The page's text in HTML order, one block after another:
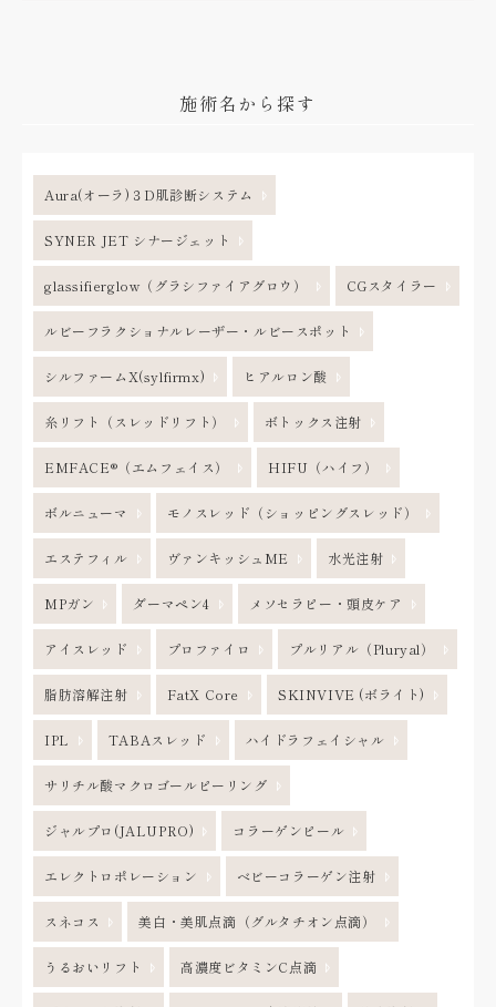
施術名から探す
Aura(オーラ)３D肌診断システム
SYNER JET シナージェット
glassifierglow（グラシファイアグロウ） CGスタイラー
ルビーフラクショナルレーザー・ルビースポット
シルファームX(sylfirmx) ヒアルロン酸
糸リフト（スレッドリフト） ボトックス注射
EMFACE®（エムフェイス） HIFU（ハイフ）
ボルニューマ モノスレッド（ショッピングスレッド）
エステフィル ヴァンキッシュME 水光注射
MPガン ダーマペン4 メソセラピー・頭皮ケア
アイスレッド プロファイロ プルリアル（Pluryal）
脂肪溶解注射 FatX Core SKINVIVE (ボライト)
IPL TABAスレッド ハイドラフェイシャル
サリチル酸マクロゴールピーリング
ジャルプロ(JALUPRO) コラーゲンピール
エレクトロポレーション ベビーコラーゲン注射
スネコス 美白・美肌点滴（グルタチオン点滴）
うるおいリフト 高濃度ビタミンC点滴